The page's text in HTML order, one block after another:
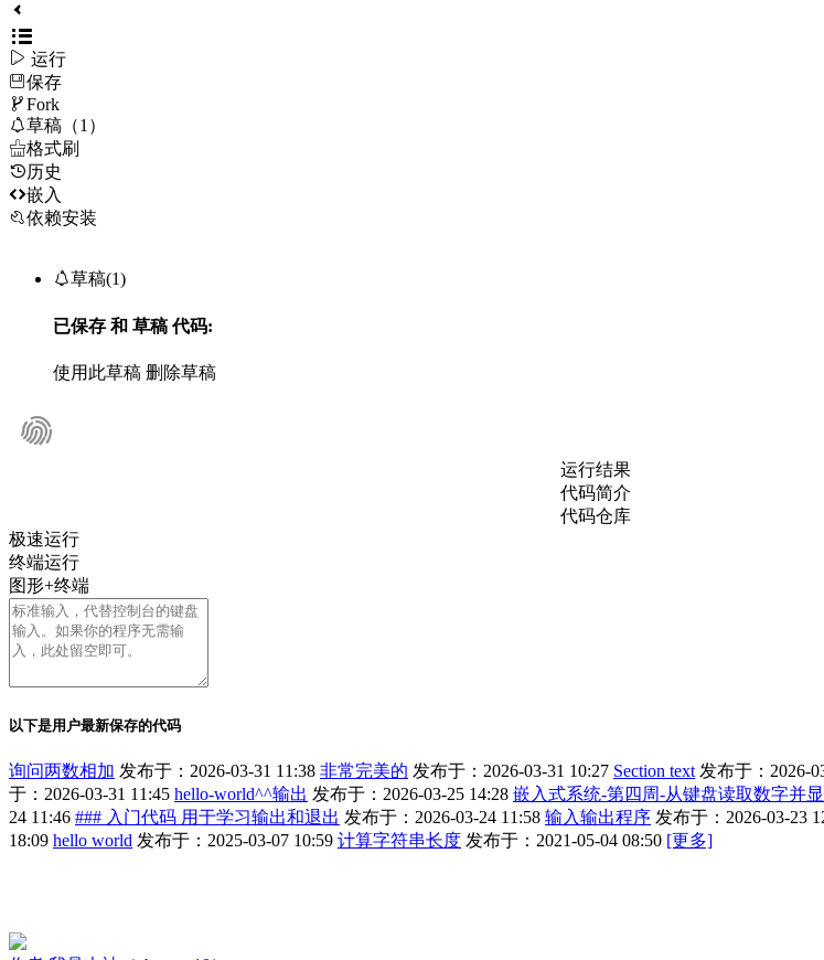
 运行
保存
Fork
草稿（1）
格式刷
历史
嵌入
依赖安装
草稿(1)
已保存 和 草稿代码:
使用此草稿 删除草稿
运行结果
代码简介
代码仓库
极速运行
终端运行
图形+终端
以下是用户最新保存的代码
询问两数相加 发布于：2026-03-31 11:38 非常完美的 发布于：2026-03-31 10:27 Section text 发布于：2026-
于：2026-03-31 11:45 hello-world^^输出 发布于：2026-03-25 14:28 嵌入式系统-第四周-从键盘读取数字并
24 11:46 ### 入门代码 用于学习输出和退出 发布于：2026-03-24 11:58 输入输出程序 发布于：2026-03-23
18:09 hello world 发布于：2025-03-07 10:59 计算字符串长度 发布于：2021-05-04 08:50 [更多]